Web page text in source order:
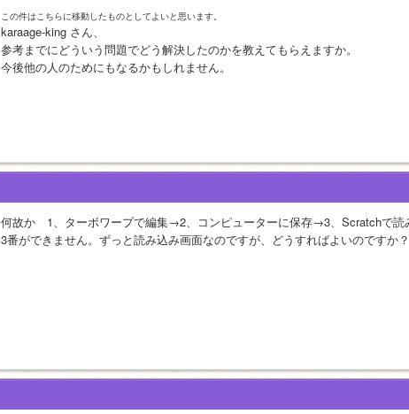
この件はこちらに移動したものとしてよいと思います。
karaage-king さん、
参考までにどういう問題でどう解決したのかを教えてもらえますか。
今後他の人のためにもなるかもしれません。
何故か　1、ターボワープで編集→2、コンピューターに保存→3、Scratchで読
3番ができません。ずっと読み込み画面なのですが、どうすればよいのですか？